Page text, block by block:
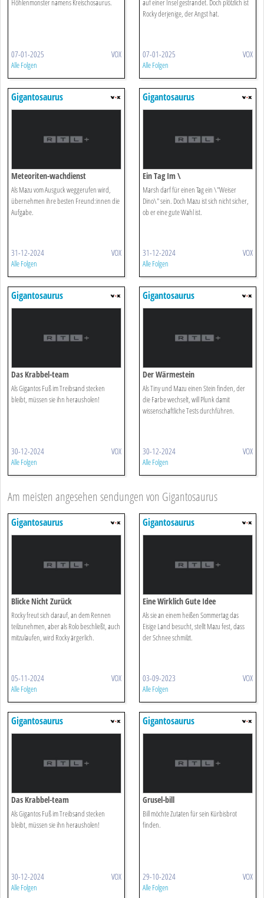
Höhlenmonster namens Kreischosaurus.
07-01-2025 VOX
Alle Folgen
auf einer Insel gestrandet. Doch plötzlich ist
Rocky derjenige, der Angst hat.
07-01-2025 VOX
Alle Folgen
Gigantosaurus
Meteoriten-wachdienst
Als Mazu vom Ausguck weggerufen wird,
übernehmen ihre besten Freund:innen die
Aufgabe.
31-12-2024 VOX
Alle Folgen
Gigantosaurus
Ein Tag Im \
Marsh darf für einen Tag ein \"Weiser
Dino\" sein. Doch Mazu ist sich nicht sicher,
ob er eine gute Wahl ist.
31-12-2024 VOX
Alle Folgen
Gigantosaurus
Das Krabbel-team
Als Gigantos Fuß im Treibsand stecken
bleibt, müssen sie ihn herausholen!
30-12-2024 VOX
Alle Folgen
Gigantosaurus
Der Wärmestein
Als Tiny und Mazu einen Stein finden, der
die Farbe wechselt, will Plunk damit
wissenschaftliche Tests durchführen.
30-12-2024 VOX
Alle Folgen
Am meisten angesehen sendungen von Gigantosaurus
Gigantosaurus
Blicke Nicht Zurück
Rocky freut sich darauf, an dem Rennen
teilzunehmen, aber als Rolo beschließt, auch
mitzulaufen, wird Rocky ärgerlich.
05-11-2024 VOX
Alle Folgen
Gigantosaurus
Eine Wirklich Gute Idee
Als sie an einem heißen Sommertag das
Eisige Land besucht, stellt Mazu fest, dass
der Schnee schmilzt.
03-09-2023 VOX
Alle Folgen
Gigantosaurus
Das Krabbel-team
Als Gigantos Fuß im Treibsand stecken
bleibt, müssen sie ihn herausholen!
30-12-2024 VOX
Alle Folgen
Gigantosaurus
Grusel-bill
Bill möchte Zutaten für sein Kürbisbrot
finden.
29-10-2024 VOX
Alle Folgen